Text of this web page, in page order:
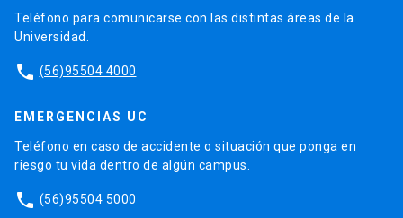
Teléfono para comunicarse con las distintas áreas de la
Universidad.
phone (56)95504 4000
EMERGENCIAS UC
Teléfono en caso de accidente o situación que ponga en
riesgo tu vida dentro de algún campus.
phone (56)95504 5000